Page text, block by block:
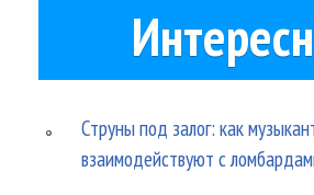
Струны под залог: как
взаимодействуют с